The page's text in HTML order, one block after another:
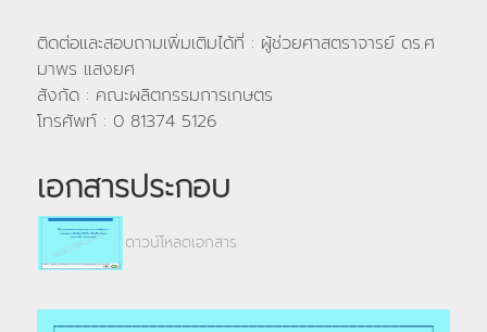
ติดต่อและสอบถามเพิ่มเติมได้ที่ : ผู้ช่วยศาสตราจารย์ ดร.ศ
มาพร แสงยศ
สังกัด : คณะผลิตกรรมการเกษตร
โทรศัพท์ : 0 81374 5126
เอกสารประกอบ
ดาวน์โหลดเอกสาร